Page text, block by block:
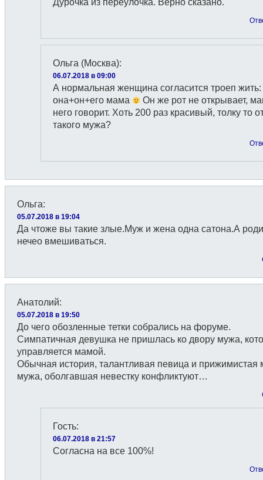
Дурочка из переулочка. Верно сказано.
Ольга (Москва):
06.07.2018 в 09:00
А нормальная женщина согласится троеп жить:
она+он+его мама
Он же рот не открывает,
него говорит. Хоть 200 раз красивый, толку то
такого мужа?
Ольга:
05.07.2018 в 19:04
Да чтоже вы такие злые.Муж и жена одна сатона.А
нечео вмешиваться.
Анатолий:
05.07.2018 в 19:50
До чего обозленные тетки собрались на форуме.
Симпатичная девушка не пришлась ко двору мужа,
управляется мамой.
Обычная история, талантливая певица и прижимистая
мужа, оболгавшая невестку конфликтуют…
Гость:
06.07.2018 в 21:57
Согласна на все 100%!